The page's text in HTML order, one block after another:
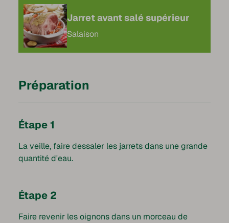
Jarret avant salé supérieur
Salaison
Préparation
Étape 1
La veille, faire dessaler les jarrets dans une grande
quantité d'eau.
Étape 2
Faire revenir les oignons dans un morceau de